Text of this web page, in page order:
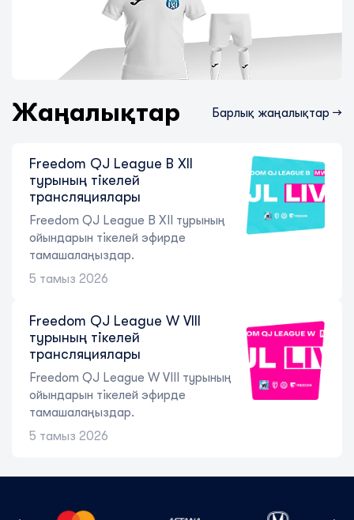
Жаңалықтар Барлық жаңалықтар →
Екінші айналым басталады!
Freedom QJ League W 8-туры
алдындағы жағдай
5 тамыз 2026
Freedom QJ League B XII
турының тікелей
трансляциялары
Freedom QJ League B XII турының
ойындарын тікелей эфирде
тамашалаңыздар.
5 тамыз 2026
Freedom QJ League W VIII
турының тікелей
трансляциялары
Freedom QJ League W VIII турының
ойындарын тікелей эфирде
тамашалаңыздар.
5 тамыз 2026